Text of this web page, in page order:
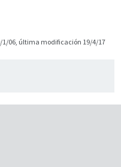
1/06, última modificación 19/4/17